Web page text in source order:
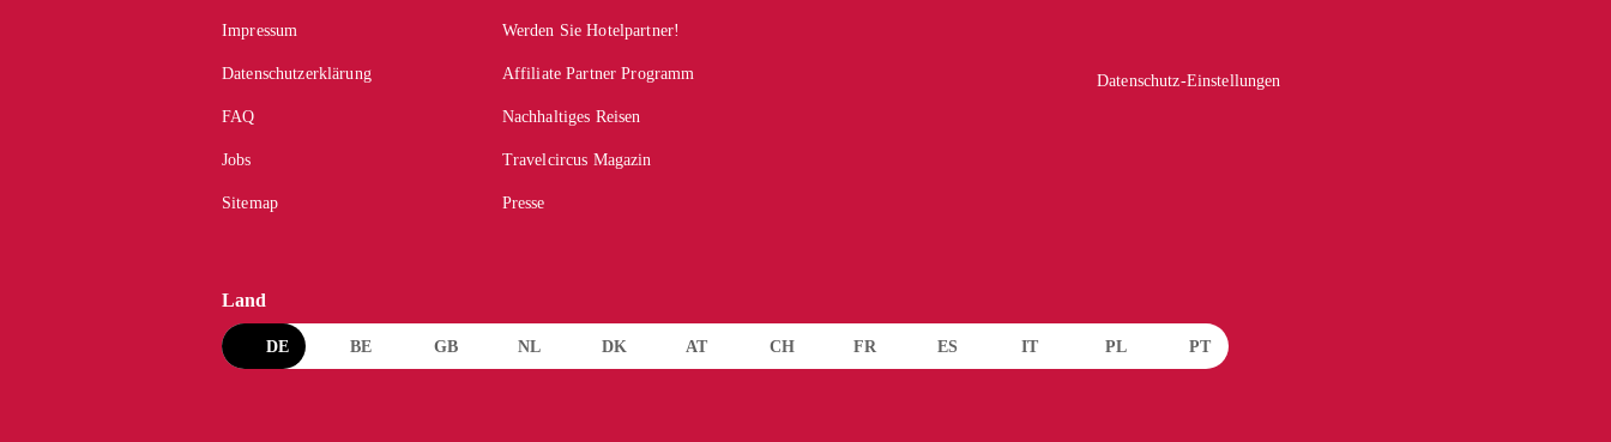
Impressum
Datenschutzerklärung
FAQ
Jobs
Sitemap
Werden Sie Hotelpartner!
Affiliate Partner Programm
Nachhaltiges Reisen
Travelcircus Magazin
Presse
Datenschutz-Einstellungen
Land
DE BE GB NL DK AT CH FR ES IT PL PT